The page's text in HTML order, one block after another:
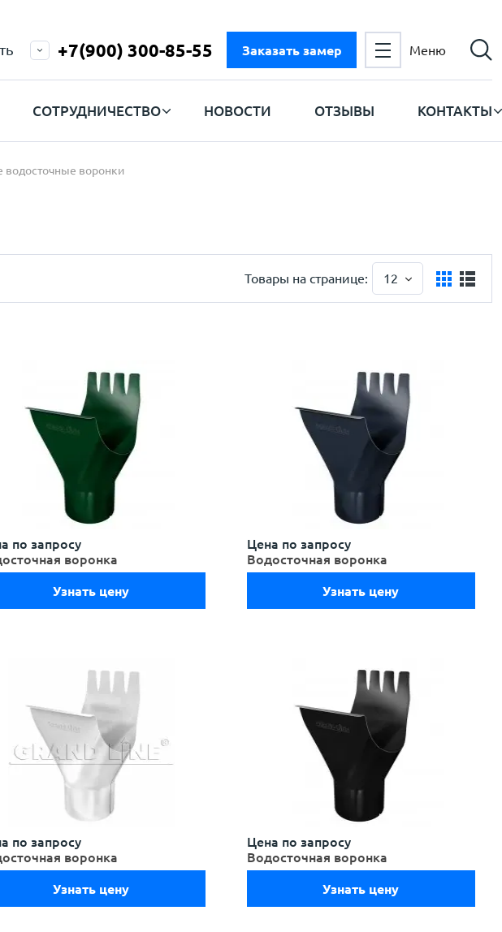
+7(900) 300-85-55 Заказать замер Меню
СОТРУДНИЧЕСТВО НОВОСТИ ОТЗЫВЫ КОНТАКТЫ
водосточные воронки
Товары на странице: 12
по запросу
воронка
Узнать цену
Цена по запросу
Водосточная воронка
Узнать цену
по запросу
воронка
Узнать цену
Цена по запросу
Водосточная воронка
Узнать цену